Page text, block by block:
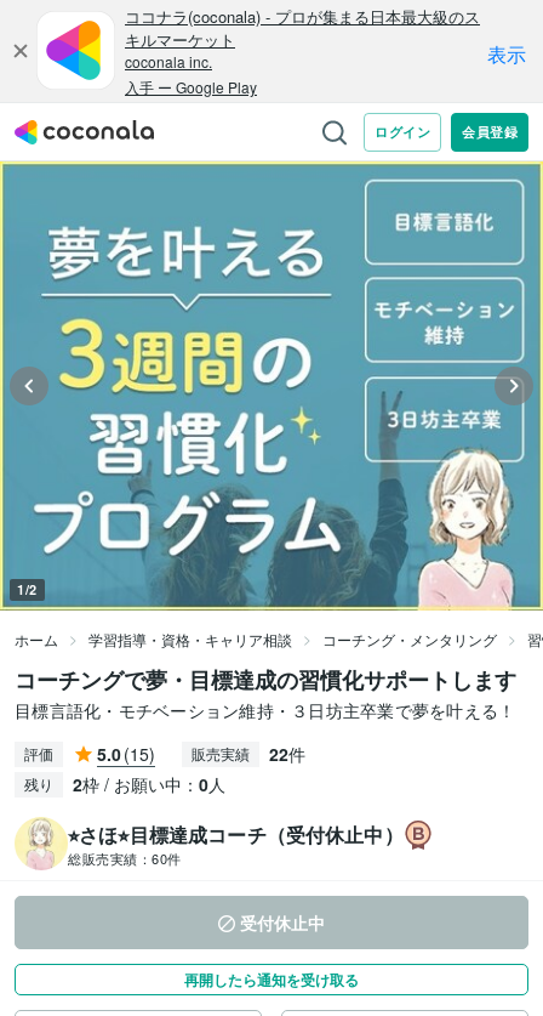
1/2
ホーム 学習指導・資格・キャリア相談 コーチング・メンタリング
コーチングで夢・目標達成の習慣化サポートします
目標言語化・モチベーション維持・３日坊主卒業で夢を叶える！
評価 5.0(15) 販売実績 22件
残り 2枠 / お願い中： 0人
⭐︎さほ⭐︎目標達成コーチ（受付休止中）
総販売実績： 60件
受付休止中
再開したら通知を受け取る